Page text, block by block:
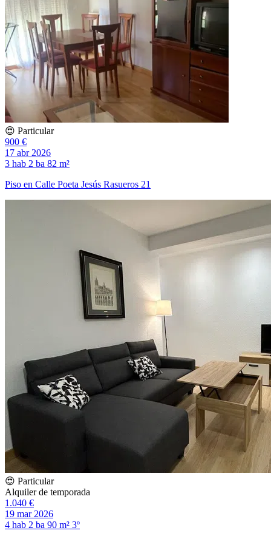
😍 Particular
900 €
17 abr 2026
3 hab 2 ba 82 m²
Piso en Calle Poeta Jesús Rasueros 21
😍 Particular
Alquiler de temporada
1.040 €
19 mar 2026
4 hab 2 ba 90 m² 3º